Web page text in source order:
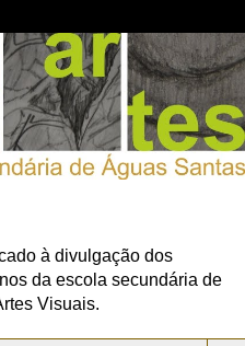
à divulgação dos
da escola secundária de
Visuais.